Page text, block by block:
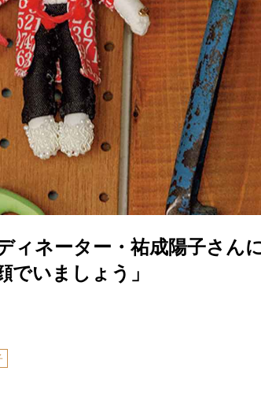
ィネーター・祐成陽子さん
でいましょう」